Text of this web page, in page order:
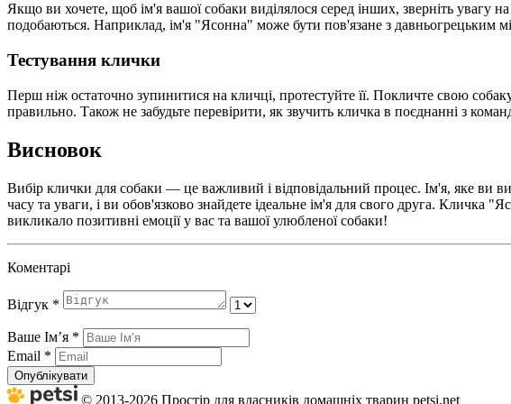
Якщо ви хочете, щоб ім'я вашої собаки виділялося серед інших, зверніть увагу
подобаються. Наприклад, ім'я "Ясонна" може бути пов'язане з давньогрецьким
Тестування клички
Перш ніж остаточно зупинитися на кличці, протестуйте її. Покличте свою
правильно. Також не забудьте перевірити, як звучить кличка в поєднанні з
Висновок
Вибір клички для собаки — це важливий і відповідальний процес. Ім'я, яке ви
часу та уваги, і ви обов'язково знайдете ідеальне ім'я для свого друга.
викликало позитивні емоції у вас та вашої улюбленої собаки!
Коментарі
Відгук *
Ваше Імʼя *
Email *
Опублікувати
© 2013-2026 Простір для власників домашніх тварин petsi.net